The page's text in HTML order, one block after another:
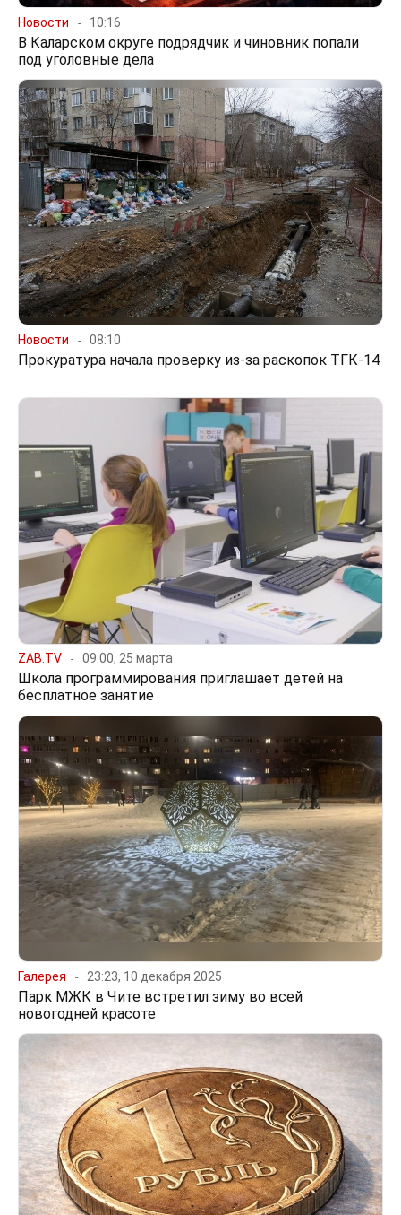
Новости 10:16
В Каларском округе подрядчик и чиновник попали
под уголовные дела
Новости 08:10
Прокуратура начала проверку из-за раскопок ТГК-14
ZAB.TV 09:00, 25 марта
Школа программирования приглашает детей на
бесплатное занятие
Галерея 23:23, 10 декабря 2025
Парк МЖК в Чите встретил зиму во всей
новогодней красоте